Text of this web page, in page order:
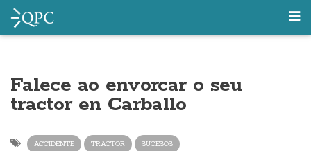
Falece ao envorcar o seu
tractor en Carballo
ACCIDENTE TRACTOR SUCESOS